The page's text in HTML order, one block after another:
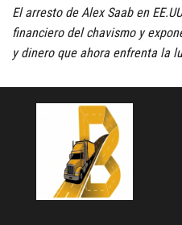
El arresto de Alex Saab en
financiero del chavismo y
y dinero que ahora enfrenta la